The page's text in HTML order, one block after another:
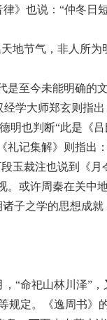
》也说：“仲冬日
地节气，非人所为
是至今未能明确的
学大师郑玄则指
明也判断“此是《
礼记集解》则指出
段玉裁注也说到《
。或许周秦在关中
子之学的思想成
“命祀山林川泽”
规定。《逸周书》